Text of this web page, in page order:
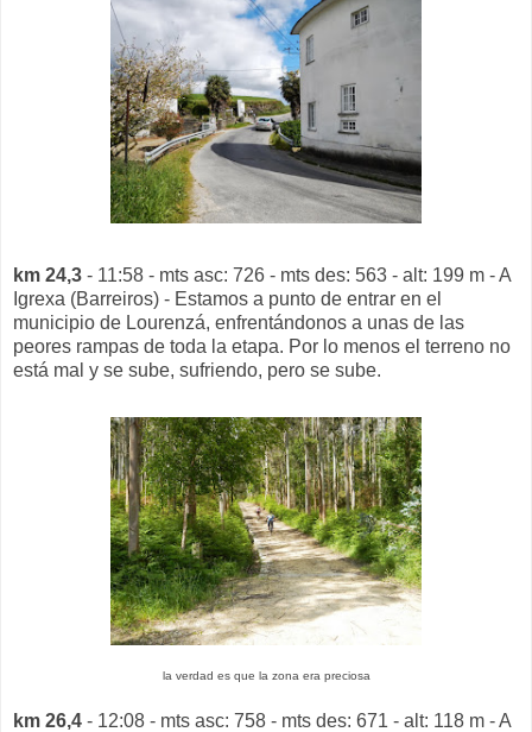
km 24,3 - 11:58 - mts asc: 726 - mts des: 563 - alt: 199 m - A
Igrexa (Barreiros) - Estamos a punto de entrar en el
municipio de Lourenzá, enfrentándonos a unas de las
peores rampas de toda la etapa. Por lo menos el terreno no
está mal y se sube, sufriendo, pero se sube.
la verdad es que la zona era preciosa
km 26,4 - 12:08 - mts asc: 758 - mts des: 671 - alt: 118 m - A